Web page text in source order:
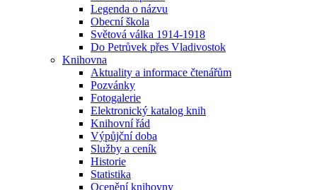
Legenda o názvu
Obecní škola
Světová válka 1914-1918
Do Petrůvek přes Vladivostok
Knihovna
Aktuality a informace čtenářům
Pozvánky
Fotogalerie
Elektronický katalog knih
Knihovní řád
Výpůjční doba
Služby a ceník
Historie
Statistika
Ocenění knihovny